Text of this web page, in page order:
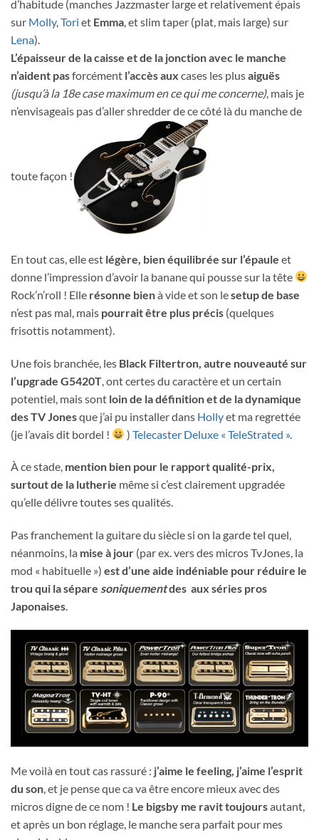
d’habitude (manches Jazzmaster large et relativement épais
sur Molly,Tori et Emma, et slim taper (plat, mais large) sur
Lena).
L’épaisseur de la caisse et de la jonction avec le manche
n’aident pasforcément l’accès aux cases les plusaiguës
(jusqu’à la 18e case maximum en ce qui me concerne), mais je
n’envisageais pas d’aller shredder de ce côté là du manche de
toute façon !
En tout cas, elle est légère, bien équilibrée sur l’épaule et
donne l’impression d’avoir la banane qui pousse sur la tête
Rock’n’roll ! Elle résonne bienà vide et son lesetup de base
n’est pas mal, mais pourrait être plus précis (quelques
frisottis notamment).
Une fois branchée, les Black Filtertron, autre nouveauté sur
l’upgrade G5420T , ont certes du caractère et un certain
potentiel, mais sont loin de la définition et de la dynamique
des TV Jonesque j’ai pu installer dans Hollyet ma regrettée
(je l’avais dit bordel !
)Telecaster Deluxe « TeleStrated ».
À ce stade, mention bien pour le rapport qualité-prix,
surtout de la lutherie même si c’est clairement upgradée
qu’elle délivre toutes ses qualités.
Pas franchement la guitare du siècle si on la garde tel quel,
néanmoins, la mise à jour (par ex. vers des micros TvJones, la
mod « habituelle ») estd’une aide indéniable pour réduire le
trou qui la sépare soniquementdes aux séries pros
Japonaises.
Me voilà en tout cas rassuré : j’aime le feeling, j’aime l’esprit
du son , et je pense que ca va être encore mieux avec des
micros digne de ce nom ! Le bigsby me ravit toujoursautant,
et après un bon réglage, le manche sera parfait pour mes